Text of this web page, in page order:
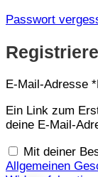
Passwort
E-Mail-Adresse *
Ein Link zum
deine E-Mail-
Mit deiner
Allgemeinen